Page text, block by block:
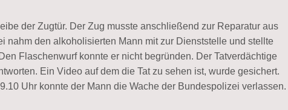
der Zugtür. Der Zug musste anschließend zur Reparatur aus
nahm den alkoholisierten Mann mit zur Dienststelle und stellte
Flaschenwurf konnte er nicht begründen. Der Tatverdächtige
Ein Video auf dem die Tat zu sehen ist, wurde gesichert.
Uhr konnte der Mann die Wache der Bundespolizei verlassen.